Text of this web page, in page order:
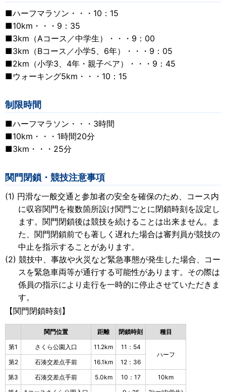
■ハーフマラソン・・・10：15
■10km・・・9：35
■3km（Aコース／中学生）・・・9：00
■3km（Bコース／小学5、6年）・・・9：05
■2km（小学3、4年・親子ペア）・・・9：45
■ウォーキング5km・・・10：15
制限時間
■ハーフマラソン・・・3時間
■10km・・・1時間20分
■3km・・・25分
関門閉鎖・競技注意事項
円滑な一般交通と参加者の安全を確保のため、コース内
に収容関門を複数箇所設け関門ごとに閉鎖時刻を設定し
ます。関門閉鎖後は競技を続けることは出来ません。ま
た、関門閉鎖前でも著しく遅れた場合は審判員が競技の
中止を指示することがあります。
競技中、事故や火災など緊急事態が発生した場合、コー
スを緊急車両等が通行する可能性があります。その際は
係員の指示により走行を一時的に停止させていただきま
す。
【関門閉鎖時刻】
関門位置 距離 閉鎖時刻
種目
第1
さくら公園入口 11.2km
11：54
ハーフ
第2
石湊交差点手前 16.1km
12：36
第3
石湊交差点手前 5.0km 10：17
10km